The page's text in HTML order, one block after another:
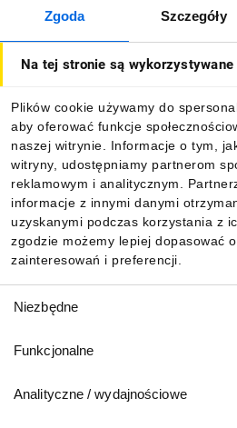
Zgoda Szczegóły
Na tej stronie są
Plików cookie używamy do
aby oferować funkcje
naszej witrynie. Informacje o tym,
witryny, udostępniamy partnerom
reklamowym i analitycznym.
informacje z innymi danymi
uzyskanymi podczas korzystania z
zgodzie możemy lepiej dopasować
zainteresowań i preferencji.
zgody
Niezbędne
Funkcjonalne
Analityczne / wydajnościowe
O firmie
Informacje
Pobierz naszą